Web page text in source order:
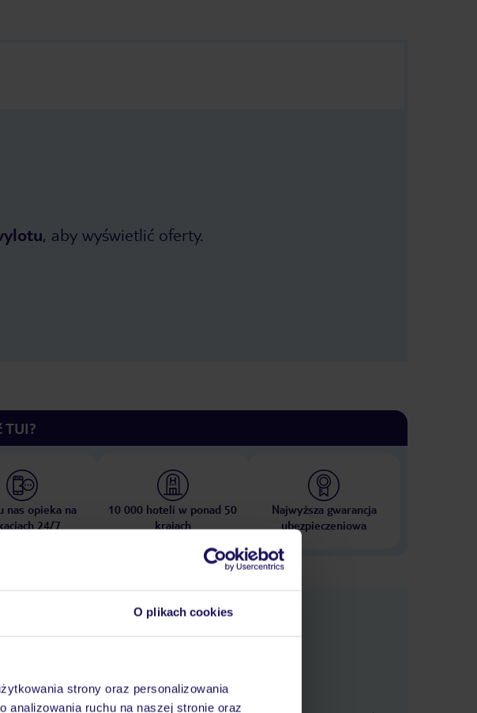
O plikach cookies
strony oraz personalizowania
ruchu na naszej stronie oraz
, aby wyświetlić oferty.
TUI?
nas opieka na
24/7
10 000 hoteli w ponad 50
krajach
Najwyższa gwarancja
ubezpieczeniowa
Ważne informacje
dostępność nie jest